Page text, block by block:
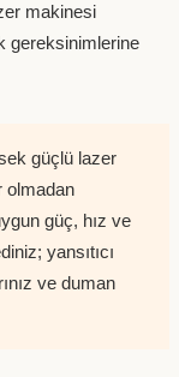
makinesi
gereksinimlerine
güçlü lazer
olmadan
güç, hız ve
yansıtıcı
ve duman